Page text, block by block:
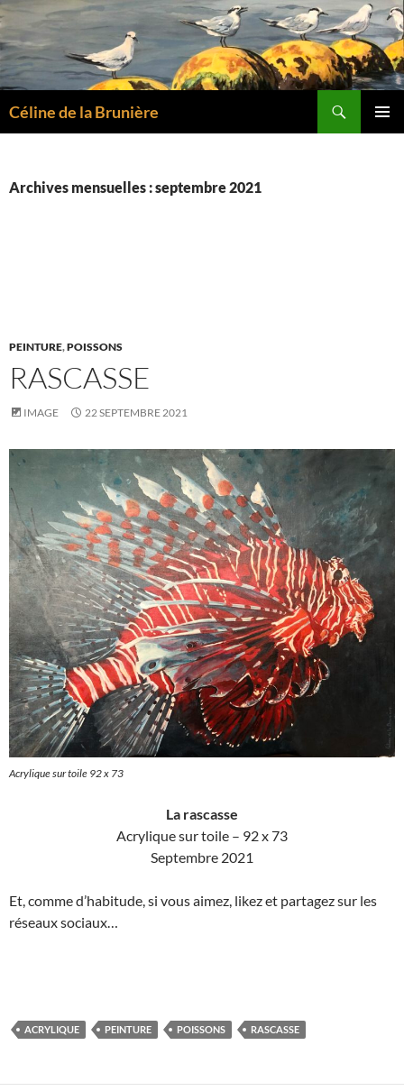
Aller
au
contenu
Céline de la Brunière
Archives mensuelles : septembre 2021
PEINTURE,POISSONS
RASCASSE
IMAGE 22 SEPTEMBRE 2021
Acrylique sur toile 92 x 73
La rascasse
Acrylique sur toile – 92 x 73
Septembre 2021
Et, comme d’habitude, si vous aimez, likez et partagez sur les
réseaux sociaux…
ACRYLIQUE PEINTURE POISSONS RASCASSE